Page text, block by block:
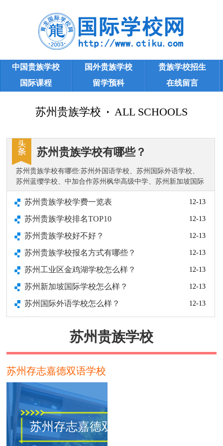
苏州贵族学校
中国贵族学校 国外贵族学校
贵族学校招生
国际课程
留学预科 在线留言
苏州贵族学校 · ALL SCHOOLS
苏州贵族学校有哪些？
苏州贵族学校有哪些:苏州外国语学校、苏州国际外语学校、
苏州蓝缨学校、中加合作苏州枫华高级中学、苏州新加坡国际
学校等。……
苏州贵族学校学费一览表 12-13
苏州贵族学校排名TOP10 12-13
苏州贵族学校好不好？ 12-13
苏州贵族学校报名方式有哪些？ 12-13
苏州工业区金鸡湖学校怎么样？ 12-13
苏州新加坡国际学校怎么样？ 12-13
苏州国际外语学校怎么样？ 12-13
苏州新加坡国际学校介绍苏州贵族学校
苏州存志嘉德双语学校
苏州存志嘉德双语